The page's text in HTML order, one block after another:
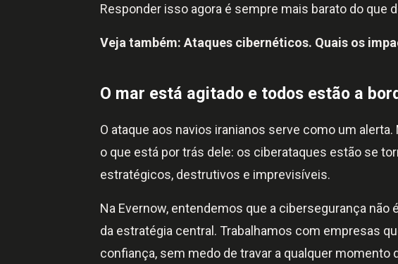
Responder isso agora é sempre mais barato do que
Veja também: Ataques cibernéticos. Quais os
O mar está agitado e todos estão a
O ataque aos navios iranianos serve como um
o que está por trás dele: os ciberataques estão se
estratégicos, destrutivos e imprevisíveis.
Na Evernow, entendemos que a cibersegurança não
da estratégia central. Trabalhamos com empresas
confiança, sem medo de travar a qualquer momento